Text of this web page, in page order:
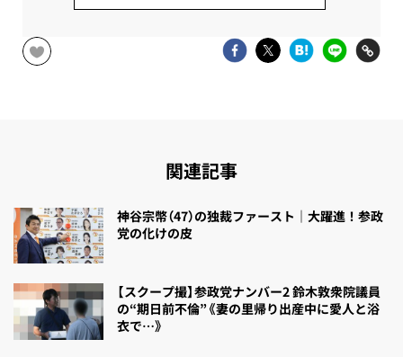
関連記事
神谷宗幣（47）の独裁ファースト｜大躍進！参政
党の化けの皮
【スクープ撮】参政党ナンバー2 鈴木敦衆院議員
の“期日前不倫”《妻の里帰り出産中に愛人と浴
衣で…》